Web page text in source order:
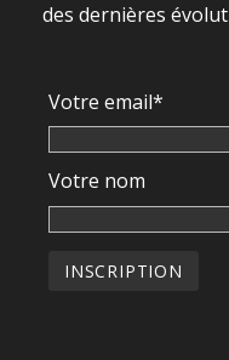
des dernières
Votre email*
Votre nom